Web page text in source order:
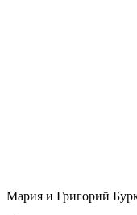
Мария и Григорий